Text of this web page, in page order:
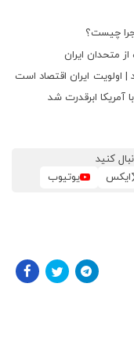
چیست؟
متحدان ایران
ایران اقتصاد است
آمریکا ابرقدرت شد
کنید
ایکس یوتیوب